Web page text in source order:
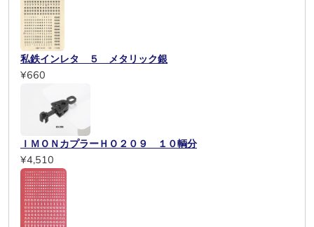
私鉄インレタ ５ メタリック銀
¥660
ＩＭＯＮカプラーＨＯ２０９ １０輌分
¥4,510